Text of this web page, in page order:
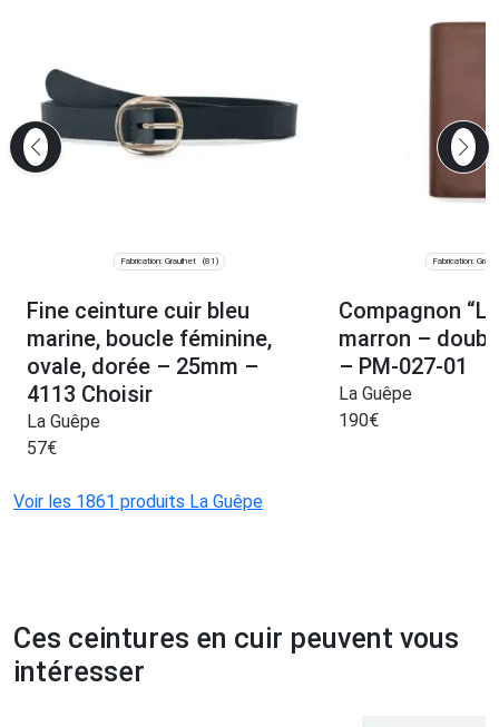
Fabrication: Graulhet (81)
Fine ceinture cuir bleu
marine, boucle féminine,
ovale, dorée – 25mm –
4113 Choisir
La Guêpe
57€
Fabrication:
Compagnon
marron –
– PM-027-01
La Guêpe
190€
Voir les 1861 produits La Guêpe
Ces ceintures en cuir peuvent vous
intéresser